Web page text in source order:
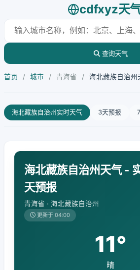
cdfxyz天
查询天气
首页 / 城市 / 青海省 / 海北藏族自治州
海北藏族自治州实时天气 3天预报
海北藏族自治州天气 -
天预报
青海省 · 海北藏族自治州
更新于 04:00
11°
晴